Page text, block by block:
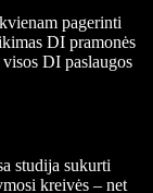
pagerinti
DI pramonės
DI paslaugos
studija sukurti
kreivės – net